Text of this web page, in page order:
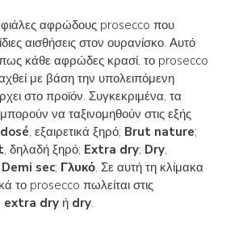
φιάλες αφρώδους prosecco που
αισθήσεις στον ουρανίσκο. Αυτό
κάθε αφρώδες κρασί, το prosecco
με βάση την υπολειπόμενη
στο προϊόν. Συγκεκριμένα, τα
να ταξινομηθούν στις εξής
, εξαιρετικά ξηρό; Brut nature;
, δηλαδή ξηρό; Extra dry; Dry,
Demi sec; Γλυκό. Σε αυτή τη κλίμακα
το prosecco πωλείται στις
extra dryή dry.